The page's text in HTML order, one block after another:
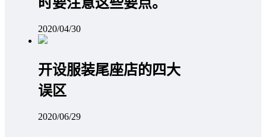
2020/04/30
开设服装尾座店的四大
误区
2020/06/29